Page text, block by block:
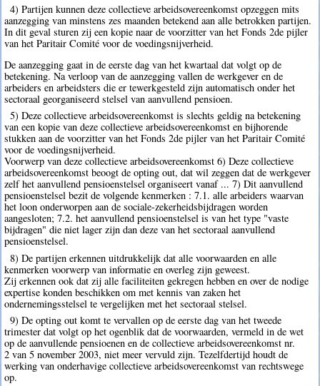
4) Partijen kunnen deze collectieve arbeidsovereenkomst opzeggen mits
aanzegging van minstens zes maanden betekend aan alle betrokken partijen.
In dit geval sturen zij een kopie naar de voorzitter van het Fonds 2de pijler
van het Paritair Comité voor de voedingsnijverheid.
De aanzegging gaat in de eerste dag van het kwartaal dat volgt op de
betekening. Na verloop van de aanzegging vallen de werkgever en de
arbeiders en arbeidsters die er tewerkgesteld zijn automatisch onder het
sectoraal georganiseerd stelsel van aanvullend pensioen.
5) Deze collectieve arbeidsovereenkomst is slechts geldig na betekening
van een kopie van deze collectieve arbeidsovereenkomst en bijhorende
stukken aan de voorzitter van het Fonds 2de pijler van het Paritair Comité
voor de voedingsnijverheid.
Voorwerp van deze collectieve arbeidsovereenkomst 6) Deze collectieve
arbeidsovereenkomst beoogt de opting out, dat wil zeggen dat de werkgever
zelf het aanvullend pensioenstelsel organiseert vanaf ... 7) Dit aanvullend
pensioenstelsel bezit de volgende kenmerken : 7.1. alle arbeiders waarvan
het loon onderworpen aan de sociale-zekerheidsbijdragen worden
aangesloten; 7.2. het aanvullend pensioenstelsel is van het type "vaste
bijdragen" die niet lager zijn dan deze van het sectoraal aanvullend
pensioenstelsel.
8) De partijen erkennen uitdrukkelijk dat alle voorwaarden en alle
kenmerken voorwerp van informatie en overleg zijn geweest.
Zij erkennen ook dat zij alle faciliteiten gekregen hebben en over de nodige
expertise konden beschikken om met kennis van zaken het
ondernemingsstelsel te vergelijken met het sectoraal stelsel.
9) De opting out komt te vervallen op de eerste dag van het tweede
trimester dat volgt op het ogenblik dat de voorwaarden, vermeld in de wet
op de aanvullende pensioenen en de collectieve arbeidsovereenkomst nr.
2 van 5 november 2003, niet meer vervuld zijn. Tezelfdertijd houdt de
werking van onderhavige collectieve arbeidsovereenkomst van rechtswege
op.